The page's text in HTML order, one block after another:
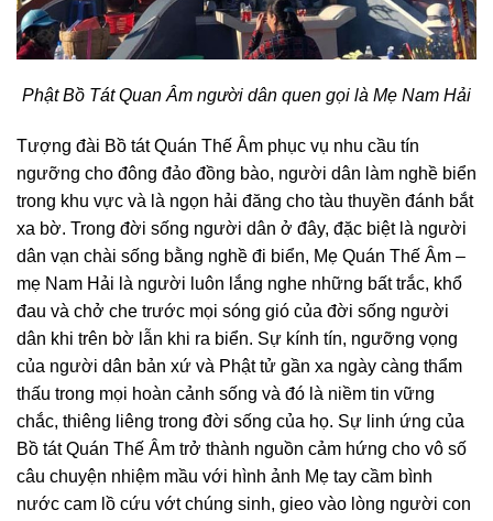
Phật Bồ Tát Quan Âm người dân quen gọi là Mẹ Nam Hải
Tượng đài Bồ tát Quán Thế Âm phục vụ nhu cầu tín
ngưỡng cho đông đảo đồng bào, người dân làm nghề biển
trong khu vực và là ngọn hải đăng cho tàu thuyền đánh bắt
xa bờ. Trong đời sống người dân ở đây, đặc biệt là người
dân vạn chài sống bằng nghề đi biển, Mẹ Quán Thế Âm –
mẹ Nam Hải là người luôn lắng nghe những bất trắc, khổ
đau và chở che trước mọi sóng gió của đời sống người
dân khi trên bờ lẫn khi ra biển. Sự kính tín, ngưỡng vọng
của người dân bản xứ và Phật tử gần xa ngày càng thẩm
thấu trong mọi hoàn cảnh sống và đó là niềm tin vững
chắc, thiêng liêng trong đời sống của họ. Sự linh ứng của
Bồ tát Quán Thế Âm trở thành nguồn cảm hứng cho vô số
câu chuyện nhiệm mầu với hình ảnh Mẹ tay cầm bình
nước cam lồ cứu vớt chúng sinh, gieo vào lòng người con